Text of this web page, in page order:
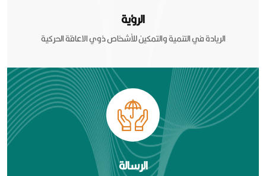
الرؤية
الريادة في التنمية والتمكين للأشخاص ذوي الاعاقة الحركية
الرسالة